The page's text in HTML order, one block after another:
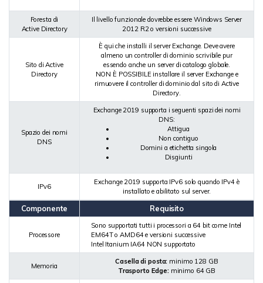
Foresta di
Active Directory
Il livello funzionale dovrebbe essere Windows Server
2012 R2 o versioni successive
Sito di Active
Directory
È qui che installi il server Exchange. Deve avere
almeno un controller di dominio scrivibile pur
essendo anche un server di catalogo globale.
NON È POSSIBILE installare il server Exchange e
rimuovere il controller di dominio dal sito di Active
Directory.
Spazio dei nomi
DNS
Exchange 2019 supporta i seguenti spazi dei nomi
DNS:
Attigua
Non contiguo
Domini a etichetta singola
Disgiunti
IPv6
Exchange 2019 supporta IPv6 solo quando IPv4 è
installato e abilitato sul server.
Componente Requisito
Processore
Sono supportati tutti i processori a 64 bit come Intel
EM64T o AMD64 e versioni successive
Intel Itanium IA64 NON supportato
Memoria
Casella di posta: minimo 128 GB
Trasporto Edge:minimo 64 GB